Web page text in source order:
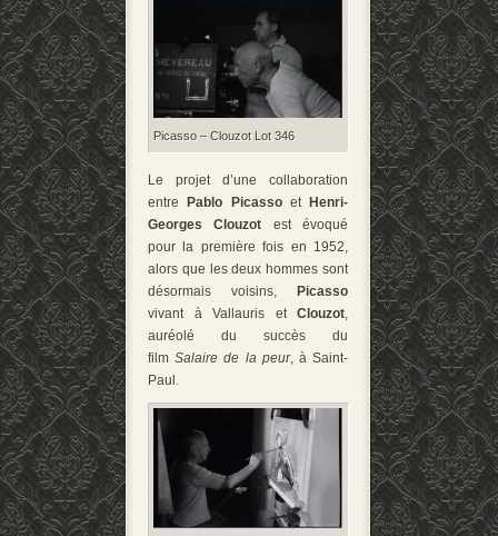
Picasso – Clouzot Lot 346
Le projet d’une collaboration
entrePablo Picassoet Henri-
Georges Clouzot est évoqué
pour la première fois en 1952,
alors que les deux hommes sont
désormais voisins, Picasso
vivant à Vallauris et Clouzot
auréolé du succès du
filmSalaire de la peur, à Saint-
Paul.